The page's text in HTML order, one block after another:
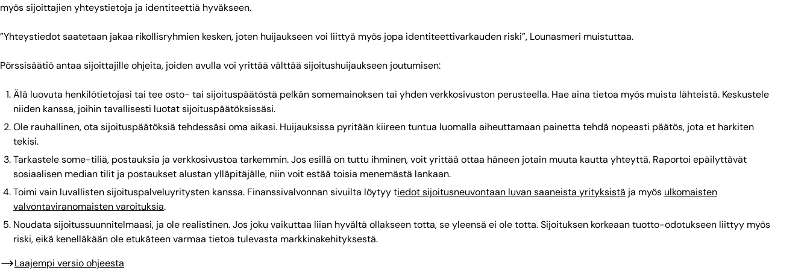
myös sijoittajien yhteystietoja ja identiteettiä hyväkseen.
”Yhteystiedot saatetaan jakaa rikollisryhmien kesken, joten huijaukseen voi liittyä myös jopa identiteettivarkauden riski”, Lounasmeri muistuttaa.
Pörssisäätiö antaa sijoittajille ohjeita, joiden avulla voi yrittää välttää sijoitushuijaukseen joutumisen:
Älä luovuta henkilötietojasi tai tee osto- tai sijoituspäätöstä pelkän somemainoksen tai yhden verkkosivuston perusteella. Hae aina tietoa myös muista lähteistä. Keskustele
niiden kanssa, joihin tavallisesti luotat sijoituspäätöksissäsi.
Ole rauhallinen, ota sijoituspäätöksiä tehdessäsi oma aikasi. Huijauksissa pyritään kiireen tuntua luomalla aiheuttamaan painetta tehdä nopeasti päätös, jota et harkiten
tekisi.
Tarkastele some-tiliä, postauksia ja verkkosivustoa tarkemmin. Jos esillä on tuttu ihminen, voit yrittää ottaa häneen jotain muuta kautta yhteyttä. Raportoi epäilyttävät
sosiaalisen median tilit ja postaukset alustan ylläpitäjälle, niin voit estää toisia menemästä lankaan.
Toimi vain luvallisten sijoituspalveluyritysten kanssa. Finanssivalvonnan sivuilta löytyy tiedot sijoitusneuvontaan luvan saaneista yrityksistä ja myös ulkomaisten
valvontaviranomaisten varoituksia.
Noudata sijoitussuunnitelmaasi, ja ole realistinen. Jos joku vaikuttaa liian hyvältä ollakseen totta, se yleensä ei ole totta. Sijoituksen korkeaan tuotto-odotukseen liittyy myös
riski, eikä kenelläkään ole etukäteen varmaa tietoa tulevasta markkinakehityksestä.
Laajempi versio ohjeesta